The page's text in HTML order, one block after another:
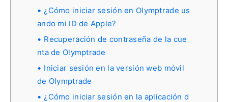
¿Cómo iniciar sesión en Olymptrade us
ando mi ID de Apple?
Recuperación de contraseña de la cue
nta de Olymptrade
Iniciar sesión en la versión web móvil
de Olymptrade
¿Cómo iniciar sesión en la aplicación d